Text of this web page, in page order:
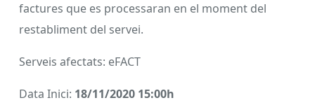
factures que es processaran en el moment del
restabliment del servei.
Serveis afectats: eFACT
Data Inici: 18/11/2020 15:00h